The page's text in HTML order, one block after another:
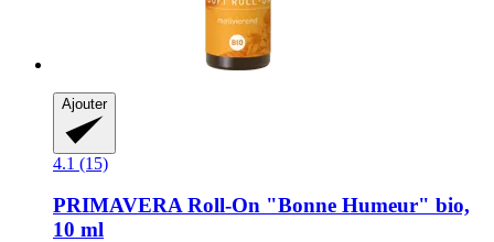
Ajouter
4.1 (15)
PRIMAVERARoll-​On "Bonne Humeur" bio,
10 ml